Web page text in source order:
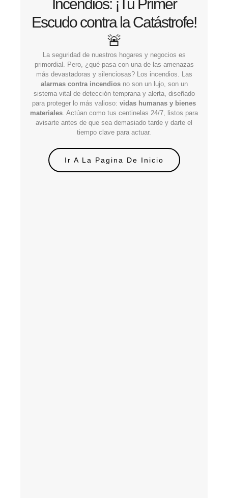
Incendios: ¡Tu Primer
Escudo contra la Catástrofe!
🚨
La seguridad de nuestros hogares y negocios es
primordial. Pero, ¿qué pasa con una de las amenazas
más devastadoras y silenciosas? Los incendios. Las
alarmas contra incendiosno son un lujo, son un
sistema vital de detección temprana y alerta, diseñado
para proteger lo más valioso: vidas humanas y bienes
materiales. Actúan como tus centinelas 24/7, listos para
avisarte antes de que sea demasiado tarde y darte el
tiempo clave para actuar.
Ir A La Pagina De Inicio